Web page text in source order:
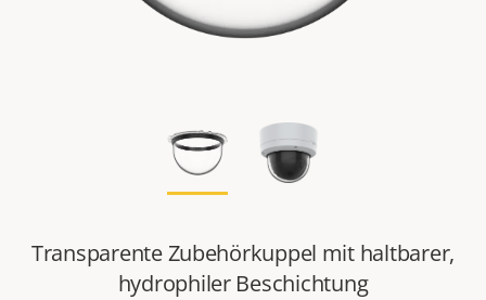
Transparente Zubehörkuppel mit haltbarer,
hydrophiler Beschichtung